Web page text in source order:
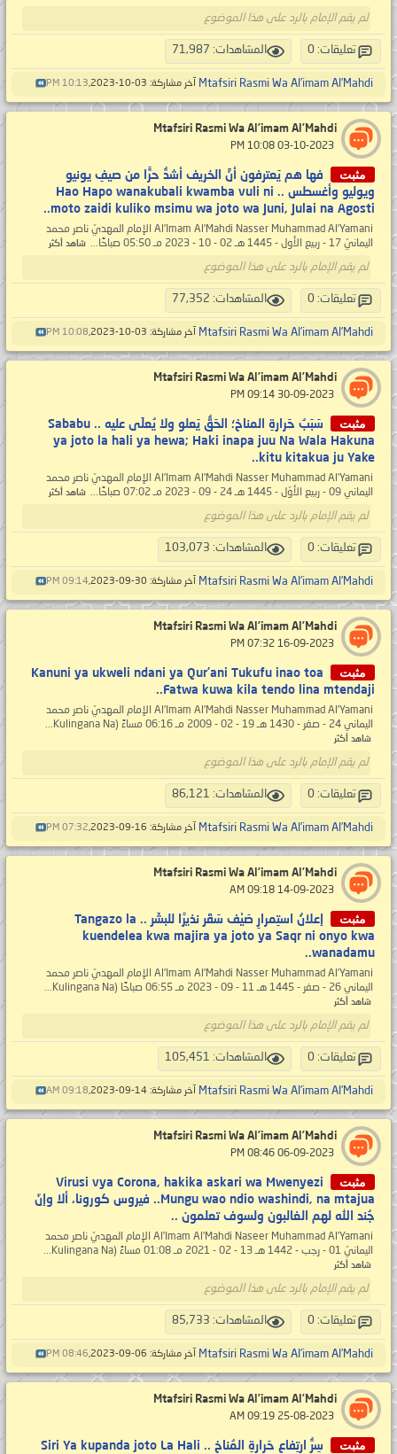
لم يقم الإمام بالرد على هذا الموضوع
تعليقات: 0 المشاهدات: 71,987
Mtafsiri Rasmi Wa Al’imam Al’Mahdi آخر مشاركة: 03-10-2023, 10:13 PM
Mtafsiri Rasmi Wa Al’imam Al’Mahdi
مثبت
فها هم يَعترفون أنَّ الخريف أشدُّ حرًّا من صيفِ يونيو
ويوليو وأغسطس .. Hao Hapo wanakubali kwamba vuli ni
moto zaidi kuliko msimu wa joto wa Juni, Julai na Agosti..
Al’Imam Al’Mahdi Nasser Muhammad Al’Yamani الإمام المهديّ ناصر محمد
اليمانيّ 17 - ربيع الأول - 1445 هـ 02 - 10 - 2023 مـ 05:50 صباحًا...
شاهد أكثر
لم يقم الإمام بالرد على هذا الموضوع
تعليقات: 0 المشاهدات: 77,352
Mtafsiri Rasmi Wa Al’imam Al’Mahdi آخر مشاركة: 03-10-2023, 10:08 PM
Mtafsiri Rasmi Wa Al’imam Al’Mahdi
مثبت
سَبَبُ حَرارةِ المناخ؛ الحَقُّ يَعلو ولا يُعلَى عليه .. Sababu
ya joto la hali ya hewa; Haki inapa juu Na Wala Hakuna
kitu kitakua ju Yake..
Al’Imam Al’Mahdi Nasser Muhammad Al’Yamani الإمام المهديّ ناصر محمد
اليماني 09 - ربيع الأوّل - 1445 هـ 24 - 09 - 2023 مـ 07:02 صباحًا...
شاهد أكثر
لم يقم الإمام بالرد على هذا الموضوع
تعليقات: 0 المشاهدات: 103,073
Mtafsiri Rasmi Wa Al’imam Al’Mahdi آخر مشاركة: 30-09-2023, 09:14 PM
Mtafsiri Rasmi Wa Al’imam Al’Mahdi
مثبت
Kanuni ya ukweli ndani ya Qur’ani Tukufu inao toa
Fatwa kuwa kila tendo lina mtendaji..
Al’Imam Al’Mahdi Nasser Muhammad Al’Yamani الإمام المهديّ ناصر محمد
اليماني 24 - صفر - 1430 هـ 19 - 02 - 2009 مـ 06:16 مساءً (Kulingana Na...
شاهد أكثر
لم يقم الإمام بالرد على هذا الموضوع
تعليقات: 0 المشاهدات: 86,121
Mtafsiri Rasmi Wa Al’imam Al’Mahdi آخر مشاركة: 16-09-2023, 07:32 PM
Mtafsiri Rasmi Wa Al’imam Al’Mahdi
مثبت
إعلانُ استِمرارِ صَيْف سَقَر نذيرًا للبشَر .. Tangazo la
kuendelea kwa majira ya joto ya Saqr ni onyo kwa
wanadamu..
Al’Imam Al’Mahdi Nasser Muhammad Al’Yamani الإمام المهديّ ناصر محمد
اليماني 26 - صفر - 1445 هـ 11 - 09 - 2023 مـ 06:55 صباحًا (Kulingana Na...
شاهد أكثر
لم يقم الإمام بالرد على هذا الموضوع
تعليقات: 0 المشاهدات: 105,451
Mtafsiri Rasmi Wa Al’imam Al’Mahdi آخر مشاركة: 14-09-2023, 09:18 AM
Mtafsiri Rasmi Wa Al’imam Al’Mahdi
مثبت
Virusi vya Corona, hakika askari wa Mwenyezi
Mungu wao ndio washindi, na mtajua.. فيروس كورونا، ألا وإنّ
جُند الله لهم الغالبون ولسوف تعلمون ..
Al’Imam Al’Mahdi Naseer Muhammad Al’Yamani الإمام المهديّ ناصر محمد
اليمانيّ 01 - رجب - 1442 هـ 13 - 02 - 2021 مـ 01:08 مساءً (Kulingana Na...
شاهد أكثر
لم يقم الإمام بالرد على هذا الموضوع
تعليقات: 0 المشاهدات: 85,733
Mtafsiri Rasmi Wa Al’imam Al’Mahdi آخر مشاركة: 06-09-2023, 08:46 PM
Mtafsiri Rasmi Wa Al’imam Al’Mahdi
مثبت سِرُّ ارتِفاع حَرارةِ المُناخ .. Siri Ya kupanda joto La Hali